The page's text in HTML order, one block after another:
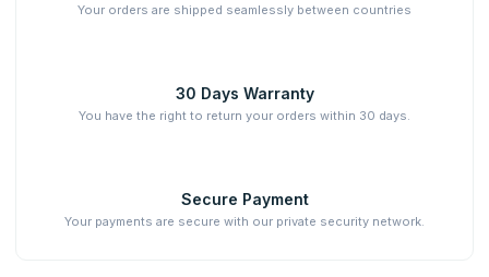
Your orders are shipped seamlessly between countries
30 Days Warranty
You have the right to return your orders within 30 days.
Secure Payment
Your payments are secure with our private security network.